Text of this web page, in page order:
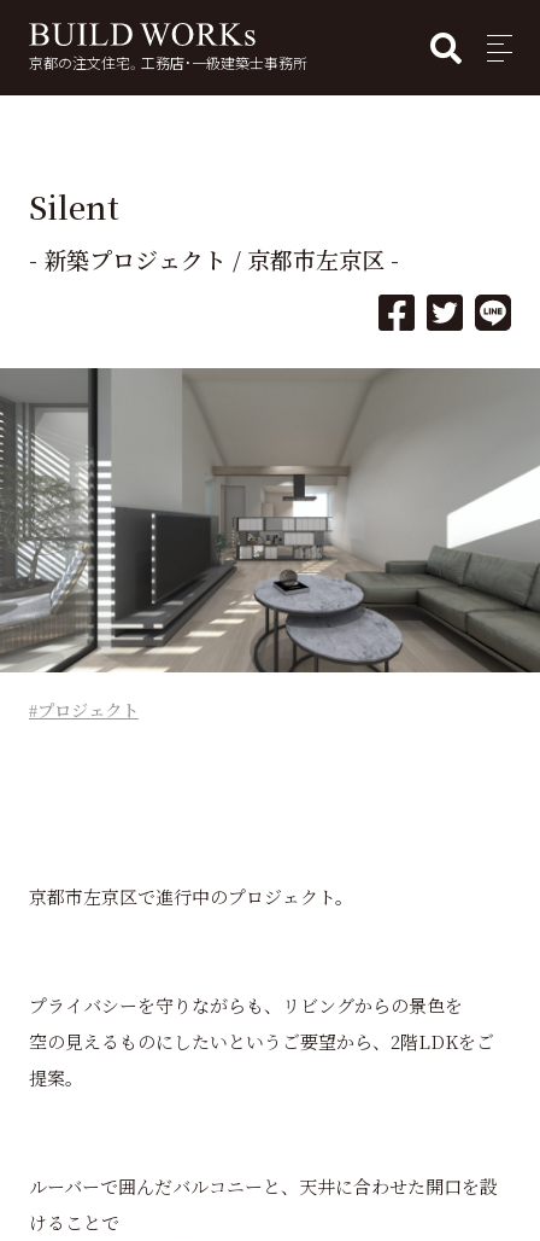
京都の注文住宅。工務店・一級建築士事務所 MENU
Silent
- 新築プロジェクト / 京都市左京区 -
プロジェクト
京都市左京区で進行中のプロジェクト。
プライバシーを守りながらも、リビングからの景色を
空の見えるものにしたいというご要望から、2階LDKをご
提案。
ルーバーで囲んだバルコニーと、天井に合わせた開口を設
けることで